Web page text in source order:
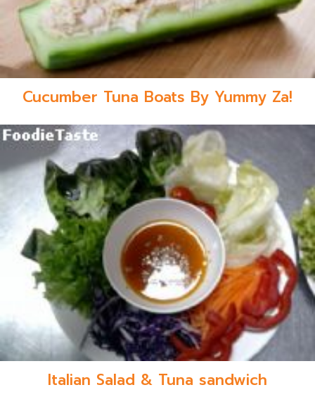
Cucumber Tuna Boats By Yummy Za!
Italian Salad & Tuna sandwich